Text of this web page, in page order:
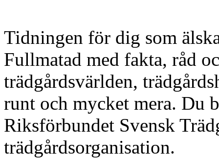
Tidningen för dig som
Fullmatad med fakta, råd
trädgårdsvärlden,
runt och mycket mera. Du
Riksförbundet Svensk
trädgårdsorganisation.